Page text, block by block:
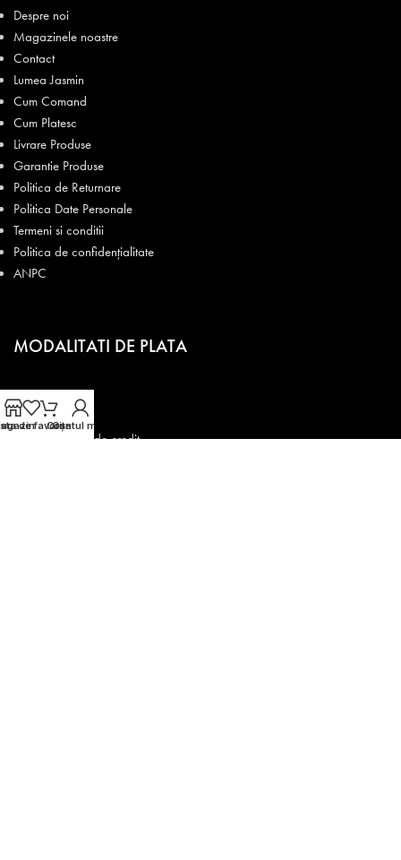
Despre noi
Magazinele noastre
Contact
Lumea Jasmin
Cum Comand
Cum Platesc
Livrare Produse
Garantie Produse
Politica de Returnare
Politica Date Personale
Termeni si conditii
Politica de confidențialitate
ANPC
MODALITATI DE PLATA
La livrare
Transfer bancar
BT iPay - Card de credit
de favorite
Coș
Contul meu